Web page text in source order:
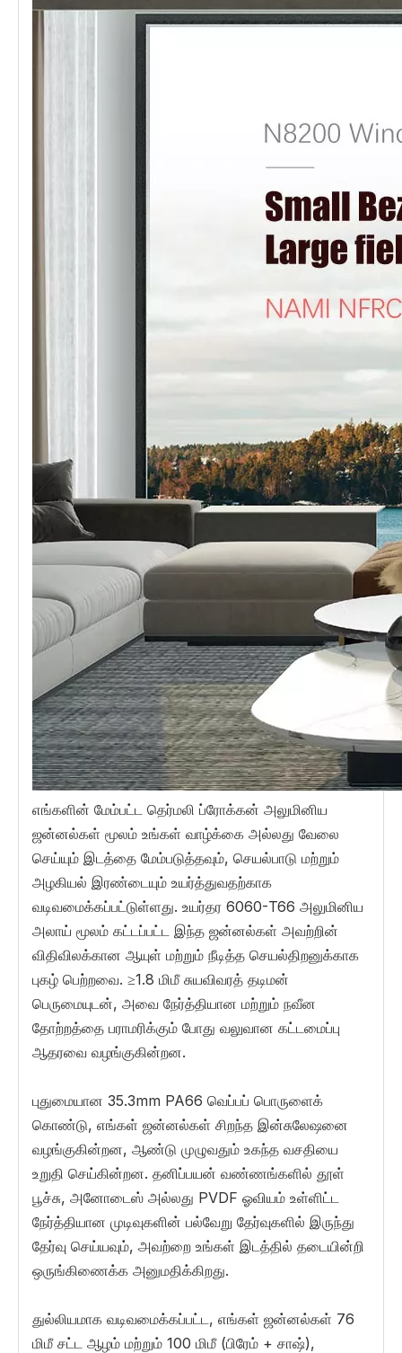
எங்களின் மேம்பட்ட தெர்மலி ப்ரோக்கன் அலுமினிய
ஜன்னல்கள் மூலம் உங்கள் வாழ்க்கை அல்லது வேலை
செய்யும் இடத்தை மேம்படுத்தவும், செயல்பாடு மற்றும்
அழகியல் இரண்டையும் உயர்த்துவதற்காக
வடிவமைக்கப்பட்டுள்ளது. உயர்தர 6060-T66 அலுமினிய
அலாய் மூலம் கட்டப்பட்ட இந்த ஜன்னல்கள் அவற்றின்
விதிவிலக்கான ஆயுள் மற்றும் நீடித்த செயல்திறனுக்காக
புகழ் பெற்றவை. ≥1.8 மிமீ சுயவிவரத் தடிமன்
பெருமையுடன், அவை நேர்த்தியான மற்றும் நவீன
தோற்றத்தை பராமரிக்கும் போது வலுவான கட்டமைப்பு
ஆதரவை வழங்குகின்றன.
புதுமையான 35.3mm PA66 வெப்பப் பொருளைக்
கொண்டு, எங்கள் ஜன்னல்கள் சிறந்த இன்சுலேஷனை
வழங்குகின்றன, ஆண்டு முழுவதும் உகந்த வசதியை
உறுதி செய்கின்றன. தனிப்பயன் வண்ணங்களில் தூள்
பூச்சு, அனோடைஸ் அல்லது PVDF ஓவியம் உள்ளிட்ட
நேர்த்தியான முடிவுகளின் பல்வேறு தேர்வுகளில் இருந்து
தேர்வு செய்யவும், அவற்றை உங்கள் இடத்தில் தடையின்றி
ஒருங்கிணைக்க அனுமதிக்கிறது.
துல்லியமாக வடிவமைக்கப்பட்ட, எங்கள் ஜன்னல்கள் 76
மிமீ சட்ட ஆழம் மற்றும் 100 மிமீ (பிரேம் + சாஷ்),